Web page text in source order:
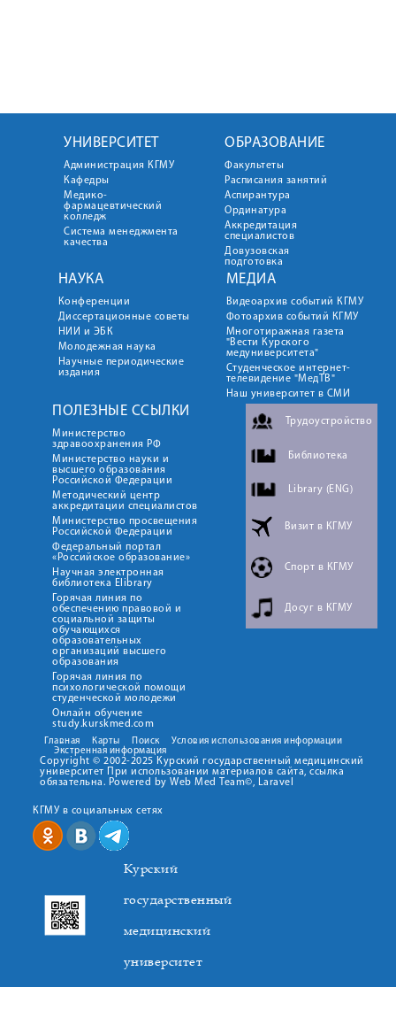
УНИВЕРСИТЕТ
Администрация КГМУ
Кафедры
Медико-
фармацевтический
колледж
Система менеджмента
качества
ОБРАЗОВАНИЕ
Факультеты
Расписания занятий
Аспирантура
Ординатура
Аккредитация
специалистов
Довузовская
подготовка
НАУКА
Конференции
Диссертационные советы
НИИ и ЭБК
Молодежная наука
Научные периодические
издания
МЕДИА
Видеоархив событий КГМУ
Фотоархив событий КГМУ
Многотиражная газета
"Вести Курского
медуниверситета"
Студенческое интернет-
телевидение "МедТВ"
Наш университет в СМИ
ПОЛЕЗНЫЕ ССЫЛКИ
Министерство
здравоохранения РФ
Министерство науки и
высшего образования
Российской Федерации
Методический центр
аккредитации специалистов
Министерство просвещения
Российской Федерации
Федеральный портал
«Российское образование»
Научная электронная
библиотека Elibrary
Горячая линия по
обеспечению правовой и
социальной защиты
обучающихся
образовательных
организаций высшего
образования
Горячая линия по
психологической помощи
студенческой молодежи
Онлайн обучение
study.kurskmed.com
Трудоустройство
Библиотека
Library (ENG)
Визит в КГМУ
Спорт в КГМУ
Досуг в КГМУ
Главная Карты Поиск
Условия использования информации
Экстренная информация
Copyright © 2002-2025 Курский государственный медицинский
университет При использовании материалов сайта, ссылка
обязательна. Powered by Web Med Team©, Laravel
КГМУ в социальных сетях
Курский
государственный
медицинский
университет